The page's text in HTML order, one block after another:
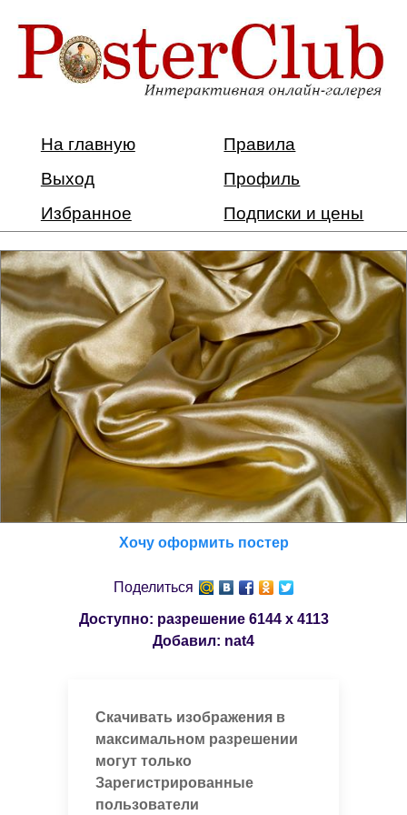
На главную
Правила
Выход
Профиль
Избранное
Подписки и цены
Хочу оформить постер
Поделиться
Доступно: разрешение 6144 x 4113
Добавил: nat4
Скачивать изображения в
максимальном разрешении
могут только
Зарегистрированные
пользователи